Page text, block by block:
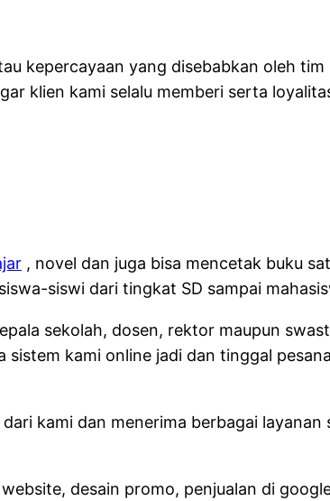
kepercayaan yang disebabkan oleh
klien kami selalu memberi serta
, novel dan juga bisa mencetak buku
siswi dari tingkat SD sampai
sekolah, dosen, rektor maupun
sistem kami online jadi dan tinggal
kami dan menerima berbagai
desain promo, penjualan di